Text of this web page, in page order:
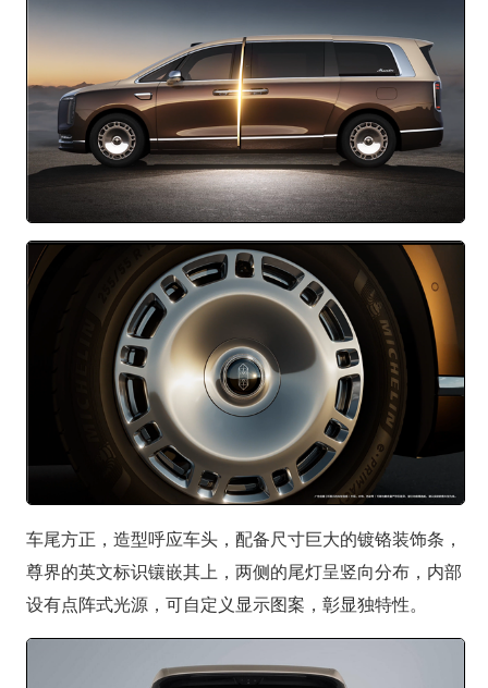
车尾方正，造型呼应车头，配备尺寸巨大的镀铬装饰条，
尊界的英文标识镶嵌其上，两侧的尾灯呈竖向分布，内部
设有点阵式光源，可自定义显示图案，彰显独特性。